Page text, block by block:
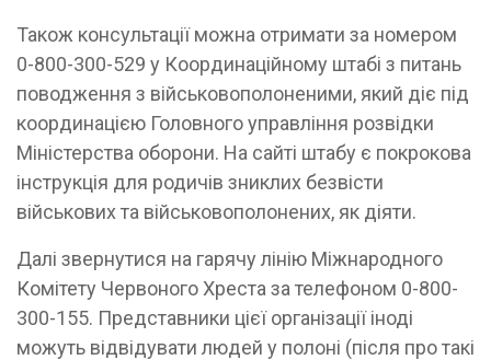
Також консультації можна отримати за номером
0-800-300-529 у Координаційному штабі з питань
поводження з військовополоненими, який діє під
координацією Головного управління розвідки
Міністерства оборони. На сайті штабу є покрокова
інструкція для родичів зниклих безвісти
військових та військовополонених, як діяти.
Далі звернутися на гарячу лінію Міжнародного
Комітету Червоного Хреста за телефоном 0-800-
300-155. Представники цієї організації іноді
можуть відвідувати людей у полоні (після про такі